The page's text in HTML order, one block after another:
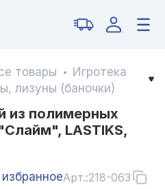
товары
Игротека
лизуны (баночки)
из полимерных
LASTIKS,
избранноеАрт.:218-063